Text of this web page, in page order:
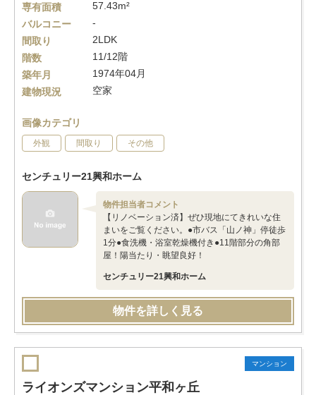
専有面積
57.43m²
バルコニー
-
間取り
2LDK
階数
11/12階
築年月
1974年04月
建物現況
空家
画像カテゴリ
外観 間取り その他
センチュリー21興和ホーム
物件担当者コメント
【リノベーション済】ぜひ現地にてきれいな住
まいをご覧ください。●市バス「山ノ神」停徒歩
1分●食洗機・浴室乾燥機付き●11階部分の角部
屋！陽当たり・眺望良好！
センチュリー21興和ホーム
物件を詳しく見る
マンション
ライオンズマンション平和ヶ丘